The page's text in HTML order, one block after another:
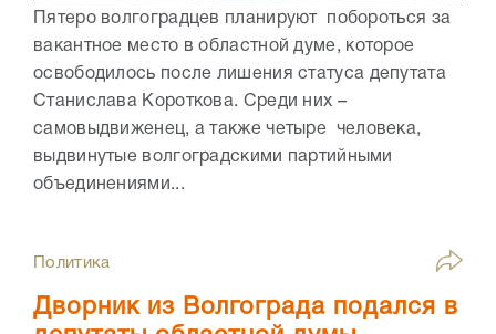
Пятеро волгоградцев планируют побороться за
вакантное место в областной думе, которое
освободилось после лишения статуса депутата
Станислава Короткова. Среди них –
самовыдвиженец, а также четыре человека,
выдвинутые волгоградскими партийными
объединениями...
Политика
Дворник из Волгограда подался в